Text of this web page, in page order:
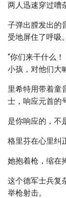
两人迅速穿过嘈
子弹出膛发出的
受地屏住了呼吸。
“你们来干什么
小孩，对他们大
里希特用带着童
士，响应元首的
是你响应的，不
格里芬在心里纠
她抱着枪，缩在
这个德军士兵复
举枪射击。